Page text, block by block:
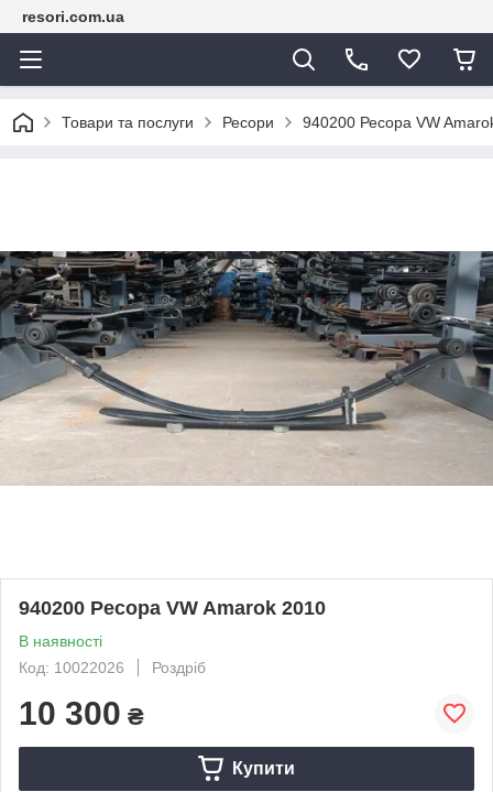
resori.com.ua
Товари та послуги Ресори 940200 Ресора VW
940200 Ресора VW Amarok 2010
В наявності
Код: 10022026
Роздріб
10 300 ₴
Купити